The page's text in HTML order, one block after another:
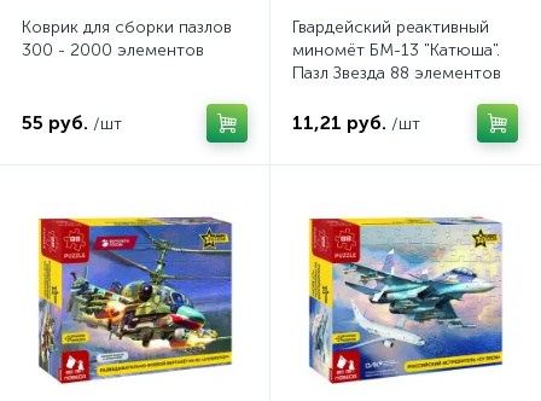
Коврик для сборки пазлов
300 - 2000 элементов
55 руб. /шт
Гвардейский реактивный
миномёт БМ-13 "Катюша".
Пазл Звезда 88 элементов
11,21 руб. /шт